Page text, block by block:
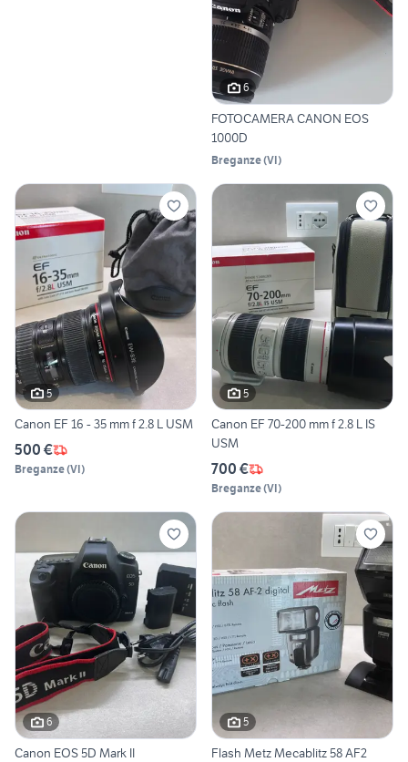
6
FOTOCAMERA CANON EOS
1000D
Breganze(VI)
5
Canon EF 16 - 35 mm f 2.8 L USM
500 €
Breganze(VI)
5
Canon EF 70-200 mm f 2.8 L IS
USM
700 €
Breganze(VI)
6
Canon EOS 5D Mark II
5
Flash Metz Mecablitz 58 AF2